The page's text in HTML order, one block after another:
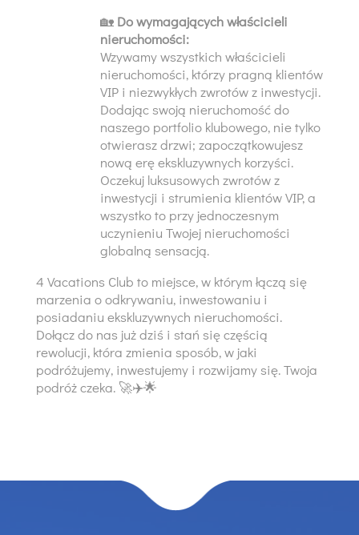
🏡 Do wymagających właścicieli
nieruchomości:
Wzywamy wszystkich właścicieli
nieruchomości, którzy pragną klientów
VIP i niezwykłych zwrotów z inwestycji.
Dodając swoją nieruchomość do
naszego portfolio klubowego, nie tylko
otwierasz drzwi; zapoczątkowujesz
nową erę ekskluzywnych korzyści.
Oczekuj luksusowych zwrotów z
inwestycji i strumienia klientów VIP, a
wszystko to przy jednoczesnym
uczynieniu Twojej nieruchomości
globalną sensacją.
4 Vacations Club to miejsce, w którym łączą się
marzenia o odkrywaniu, inwestowaniu i
posiadaniu ekskluzywnych nieruchomości.
Dołącz do nas już dziś i stań się częścią
rewolucji, która zmienia sposób, w jaki
podróżujemy, inwestujemy i rozwijamy się. Twoja
podróż czeka. 🚀✈️🌟